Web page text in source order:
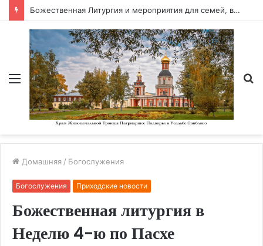
Божественная Литургия и мероприятия для семей, воспитывающих детей-инвалидов, в храме Успения Пресвятой Богородицы Патриаршего подворья в Останкино (по адресу: Берёзовая аллея, д. 16).
Меню
Домашняя / Богослужения
Богослужения Приходские новости
Божественная литургия в
Неделю 4-ю по Пасхе